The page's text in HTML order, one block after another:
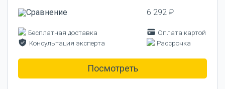
6 292 ₽
Бесплатная доставка
Оплата картой
Консультация эксперта
Рассрочка
Посмотреть